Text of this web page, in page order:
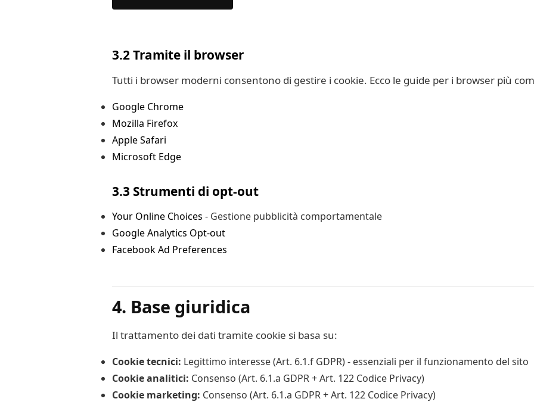
3.2 Tramite il browser
Tutti i browser moderni consentono di gestire i cookie. Ecco le guide per i browser più
Google Chrome
Mozilla Firefox
Apple Safari
Microsoft Edge
3.3 Strumenti di opt-out
Your Online Choices - Gestione pubblicità comportamentale
Google Analytics Opt-out
Facebook Ad Preferences
4. Base giuridica
Il trattamento dei dati tramite cookie si basa su:
Cookie tecnici: Legittimo interesse (Art. 6.1.f GDPR) - essenziali per il funzionamento del sito
Cookie analitici: Consenso (Art. 6.1.a GDPR + Art. 122 Codice Privacy)
Cookie marketing: Consenso (Art. 6.1.a GDPR + Art. 122 Codice Privacy)